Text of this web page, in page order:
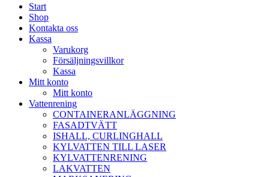
Start
Shop
Kontakta oss
Kassa
Varukorg
Försäljningsvillkor
Kassa
Mitt konto
Mitt konto
Vattenrening
CONTAINERANLÄGGNING
FASADTVÄTT
ISHALL, CURLINGHALL
KYLVATTEN TILL LASER
KYLVATTENRENING
LAKVATTEN